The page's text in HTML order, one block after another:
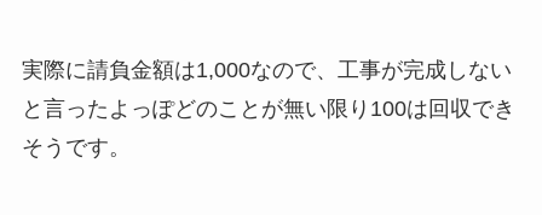
実際に請負金額は1,000なので、工事が完成しない
と言ったよっぽどのことが無い限り100は回収でき
そうです。